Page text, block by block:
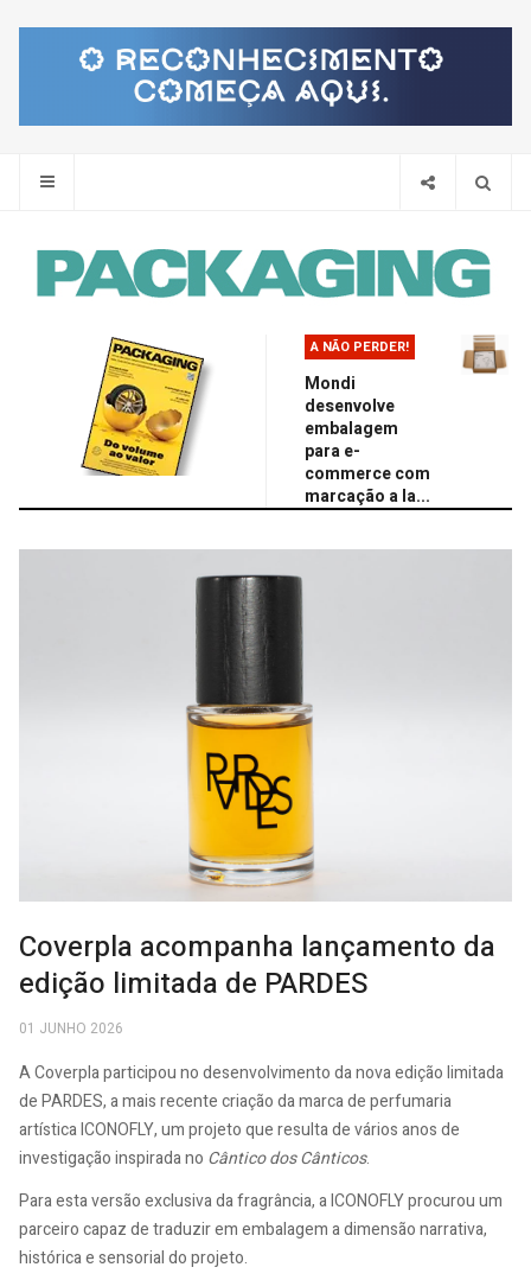
A NÃO PERDER!
Mondi
desenvolve
embalagem
para e-
commerce com
marcação a la...
Coverpla acompanha lançamento da
edição limitada de PARDES
01 JUNHO 2026
A Coverpla participou no desenvolvimento da nova edição limitada
de PARDES, a mais recente criação da marca de perfumaria
artística ICONOFLY, um projeto que resulta de vários anos de
investigação inspirada no Cântico dos Cânticos.
Para esta versão exclusiva da fragrância, a ICONOFLY procurou um
parceiro capaz de traduzir em embalagem a dimensão narrativa,
histórica e sensorial do projeto.